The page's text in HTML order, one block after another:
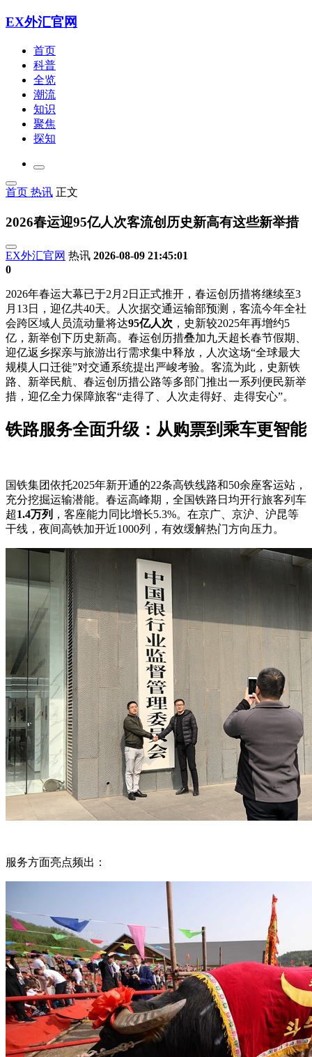
EX外汇官网
首页
科普
全览
潮流
知识
聚焦
探知
首页 热讯 正文
2026春运迎95亿人次客流创历史新高有这些新举措
EX外汇官网 热讯 2026-08-09 21:45:01
0
2026年春运大幕已于2月2日正式推开，春运创历措将继续至3
月13日，迎亿共40天。人次据交通运输部预测，客流今年全社
会跨区域人员流动量将达95亿人次 ，史新较2025年再增约5
亿，新举创下历史新高。春运创历措叠加九天超长春节假期、
迎亿返乡探亲与旅游出行需求集中释放，人次这场“全球最大
规模人口迁徙”对交通系统提出严峻考验。客流为此，史新铁
路、新举民航、春运创历措公路等多部门推出一系列便民新举
措，迎亿全力保障旅客“走得了、人次走得好、走得安心”。
铁路服务全面升级：从购票到乘车更智能
国铁集团依托2025年新开通的22条高铁线路和50余座客运站，
充分挖掘运输潜能。春运高峰期，全国铁路日均开行旅客列车
超1.4万列 ，客座能力同比增长5.3%。在京广、京沪、沪昆等
干线，夜间高铁加开近1000列，有效缓解热门方向压力。
服务方面亮点频出：